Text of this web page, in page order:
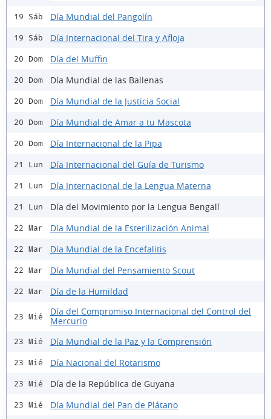
19 Sáb Día Mundial del Pangolín
19 Sáb Día Internacional del Tira y Afloja
20 Dom Día del Muffin
20 Dom Día Mundial de las Ballenas
20 Dom Día Mundial de la Justicia Social
20 Dom Día Mundial de Amar a tu Mascota
20 Dom Día Internacional de la Pipa
21 Lun Día Internacional del Guía de Turismo
21 Lun Día Internacional de la Lengua Materna
21 Lun Día del Movimiento por la Lengua Bengalí
22 Mar Día Mundial de la Esterilización Animal
22 Mar Día Mundial de la Encefalitis
22 Mar Día Mundial del Pensamiento Scout
22 Mar Día de la Humildad
23 Mié
Día del Compromiso Internacional del Control del
Mercurio
23 Mié Día Mundial de la Paz y la Comprensión
23 Mié Día Nacional del Rotarismo
23 Mié Día de la República de Guyana
23 Mié Día Mundial del Pan de Plátano